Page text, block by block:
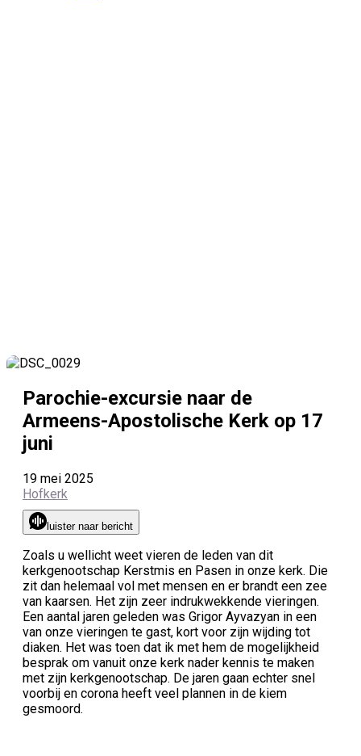
Parochie-excursie naar de
Armeens-Apostolische Kerk op 17
juni
19 mei 2025
Hofkerk
luister naar bericht
Zoals u wellicht weet vieren de leden van dit
kerkgenootschap Kerstmis en Pasen in onze kerk. Die
zit dan helemaal vol met mensen en er brandt een zee
van kaarsen. Het zijn zeer indrukwekkende vieringen.
Een aantal jaren geleden was Grigor Ayvazyan in een
van onze vieringen te gast, kort voor zijn wijding tot
diaken. Het was toen dat ik met hem de mogelijkheid
besprak om vanuit onze kerk nader kennis te maken
met zijn kerkgenootschap. De jaren gaan echter snel
voorbij en corona heeft veel plannen in de kiem
gesmoord.